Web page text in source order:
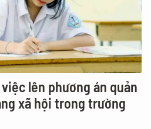
lên phương án quản
xã hội trong trường